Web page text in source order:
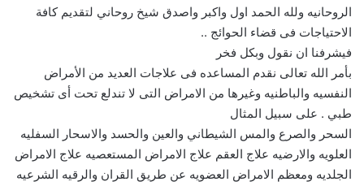
الروحانيه ولله الحمد اول واكبر واصدق شيخ روحاني لتقديم كافة
الاحتياجات فى قضاء الحوائج ..
فيشرفنا ان نقول وبكل فخر
بأمر الله تعالى نقدم المساعده فى علاجات العديد من الأمراض
النفسيه والباطنيه وغيرها من الامراض التى لا تندلع تحت أى تشخيص
طبي . على سبيل المثال
السحر والصرع والمس الشيطاني والعين والحسد والاسحار السفليه
العلويه والارضيه علاج العقم علاج الامراض المستعصيه علاج الامراض
الجلديه ومعظم الامراض العضويه عن طريق القران والرقيه الشرعيه